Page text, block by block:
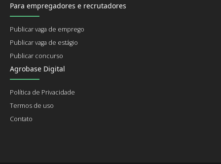
Para empregadores e recrutadores
Publicar vaga de emprego
Publicar vaga de estágio
Publicar concurso
Agrobase Digital
Política de Privacidade
Termos de uso
Contato